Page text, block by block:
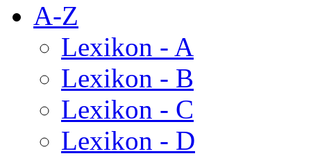
A-Z
Lexikon - A
Lexikon - B
Lexikon - C
Lexikon - D